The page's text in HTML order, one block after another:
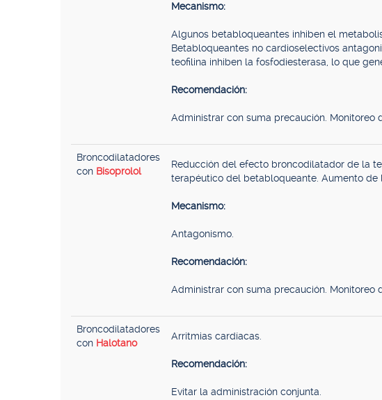
Mecanismo:
Algunos betabloqueantes inhiben el
Betabloqueantes no cardioselectivos
teofilina inhiben la fosfodiesterasa, lo que
Recomendación:
Administrar con suma precaución. Monitoreo
Broncodilatadores
con Bisoprolol
Reducción del efecto broncodilatador de la
terapéutico del betabloqueante. Aumento
Mecanismo:
Antagonismo.
Recomendación:
Administrar con suma precaución. Monitoreo
Broncodilatadores
con Halotano
Arritmias cardíacas.
Recomendación:
Evitar la administración conjunta.